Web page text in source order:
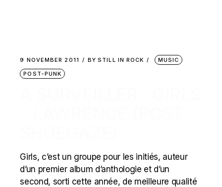
9 NOVEMBER 2011 BY STILL IN ROCK
MUSIC
POST-PUNK
Girls, c’est un groupe pour les initiés, auteur
d’un premier album d’anthologie et d’un
second, sorti cette année, de meilleure qualité